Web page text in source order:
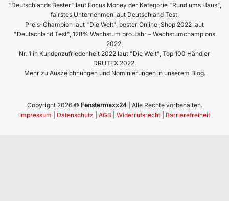
"Deutschlands Bester" laut Focus Money der Kategorie "Rund ums Haus",
fairstes Unternehmen laut Deutschland Test,
Preis-Champion laut "Die Welt", bester Online-Shop 2022 laut
"Deutschland Test", 128% Wachstum pro Jahr – Wachstumchampions
2022,
Nr. 1 in Kundenzufriedenheit 2022 laut "Die Welt", Top 100 Händler
DRUTEX 2022.
Mehr zu Auszeichnungen und Nominierungen in unserem Blog.
Copyright 2026 © Fenstermaxx24| Alle Rechte vorbehalten.
Impressum
Datenschutz AGB| Widerrufsrecht| Barrierefreiheit